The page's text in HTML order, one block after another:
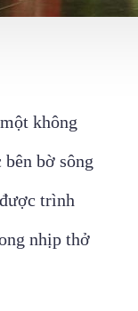
không
bờ sông
trình
nhịp thở